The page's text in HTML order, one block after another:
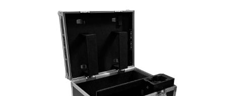
Jobs
Newsletter